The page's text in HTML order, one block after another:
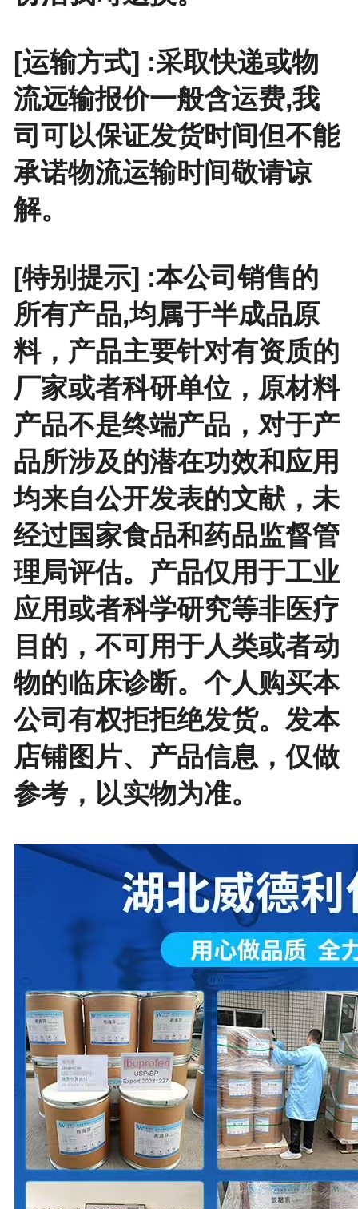
[运输方式] :采取快递或物
流远输报价一般含运费,我
司可以保证发货时间但不能
承诺物流运输时间敬请谅
解。
[特别提示] :本公司销售的
所有产品,均属于半成品原
料，产品主要针对有资质的
厂家或者科研单位，原材料
产品不是终端产品，对于产
品所涉及的潜在功效和应用
均来自公开发表的文献，未
经过国家食品和药品监督管
理局评估。产品仅用于工业
应用或者科学研究等非医疗
目的，不可用于人类或者动
物的临床诊断。个人购买本
公司有权拒拒绝发货。发本
店铺图片、产品信息，仅做
参考，以实物为准。